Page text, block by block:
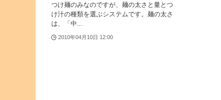
つけ麺のみなのですが、麺の太さと量とつ
け汁の種類を選ぶシステムです。麺の太さ
は、「中...
2010年04月10日 12:00